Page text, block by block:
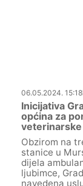
06.05.2024.
Inicijativa
općina za
Obzirom na
stanice u
dijela
ljubimce,
navedena